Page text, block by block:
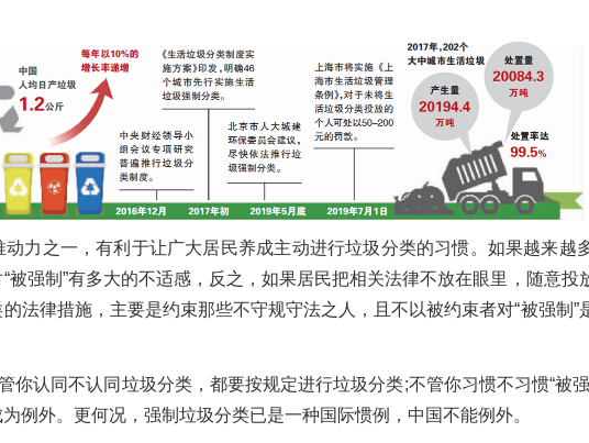
力之一，有利于让广大居民养成主动进行垃圾分类的习惯。如果越来越
被强制”有多大的不适感，反之，如果居民把相关法律不放在眼里，随意投
法律措施，主要是约束那些不守规守法之人，且不以被约束者对“被强制”
你认同不认同垃圾分类，都要按规定进行垃圾分类;不管你习惯不习惯“被
例外。更何况，强制垃圾分类已是一种国际惯例，中国不能例外。